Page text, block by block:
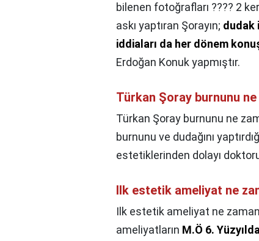
bilenen fotoğrafları ???? 2
askı yaptıran Şorayın; dudak
iddiaları da her dönem
Erdoğan Konuk yapmıştır.
Türkan Şoray burnunu ne
Türkan Şoray burnunu ne
burnunu ve dudağını
estetiklerinden dolayı
Ilk estetik ameliyat ne
Ilk estetik ameliyat ne zaman
ameliyatların M.Ö 6.